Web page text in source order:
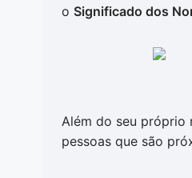
o Significado dos
Além do seu próprio
pessoas que são